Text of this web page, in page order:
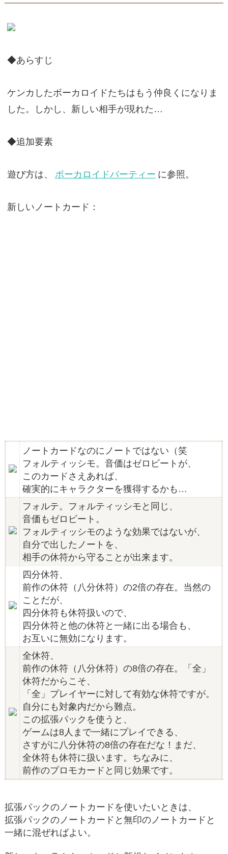
◆あらすじ
ケンカしたボーカロイドたちはもう仲良くになりま
した。しかし、新しい相手が現れた…
◆追加要素
遊び方は、 ボーカロイドパーティー に参照。
新しいノートカード：
ノートカードなのにノートではない（笑
フォルティッシモ。音価はゼロビートが、
このカードさえあれば、
確実的にキャラクターを獲得するかも…
フォルテ。フォルティッシモと同じ、
音価もゼロビート。
フォルティッシモのような効果ではないが、
自分で出したノートを、
相手の休符から守ることが出来ます。
四分休符、
前作の休符（八分休符）の2倍の存在。当然の
ことだが、
四分休符も休符扱いので、
四分休符と他の休符と一緒に出る場合も、
お互いに無効になります。
全休符、
前作の休符（八分休符）の8倍の存在。「全」
休符だからこそ、
「全」プレイヤーに対して有効な休符ですが。
自分にも対象内だから難点。
この拡張パックを使うと、
ゲームは8人まで一緒にプレイできる、
さすがに八分休符の8倍の存在だな！まだ、
全休符も休符に扱います。ちなみに、
前作のプロモカードと同じ効果です。
拡張パックのノートカードを使いたいときは、
拡張パックのノートカードと無印のノートカードと
一緒に混ぜればよい。